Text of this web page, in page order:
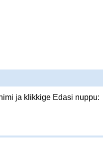
ja klikkige Edasi nuppu: